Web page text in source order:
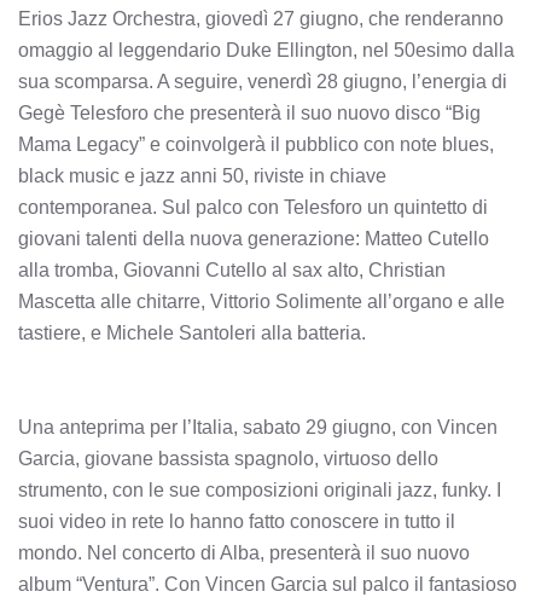
Erios Jazz Orchestra, giovedì 27 giugno, che renderanno
omaggio al leggendario Duke Ellington, nel 50esimo dalla
sua scomparsa. A seguire, venerdì 28 giugno, l’energia di
Gegè Telesforo che presenterà il suo nuovo disco “Big
Mama Legacy” e coinvolgerà il pubblico con note blues,
black music e jazz anni 50, riviste in chiave
contemporanea. Sul palco con Telesforo un quintetto di
giovani talenti della nuova generazione: Matteo Cutello
alla tromba, Giovanni Cutello al sax alto, Christian
Mascetta alle chitarre, Vittorio Solimente all’organo e alle
tastiere, e Michele Santoleri alla batteria.
Una anteprima per l’Italia, sabato 29 giugno, con Vincen
Garcia, giovane bassista spagnolo, virtuoso dello
strumento, con le sue composizioni originali jazz, funky. I
suoi video in rete lo hanno fatto conoscere in tutto il
mondo. Nel concerto di Alba, presenterà il suo nuovo
album “Ventura”. Con Vincen Garcia sul palco il fantasioso